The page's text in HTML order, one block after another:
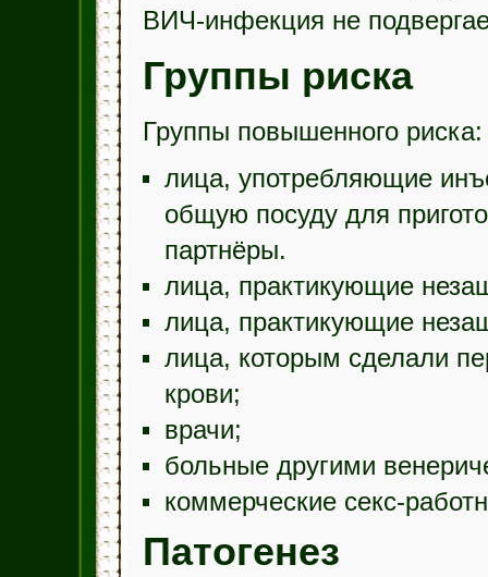
ВИЧ-инфекция не
Группы риска
Группы повышенного риска:
лица, употребляющие
общую посуду для
партнёры.
лица, практикующие
лица, практикующие
лица, которым сделали
крови;
врачи;
больные другими
коммерческие секс-
Патогенез